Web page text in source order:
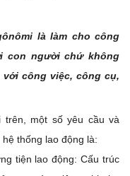
là làm cho công
con người chứ không
công việc, công cụ,
một số yêu cầu và
thống lao động là:
tiện lao động: Cấu trúc